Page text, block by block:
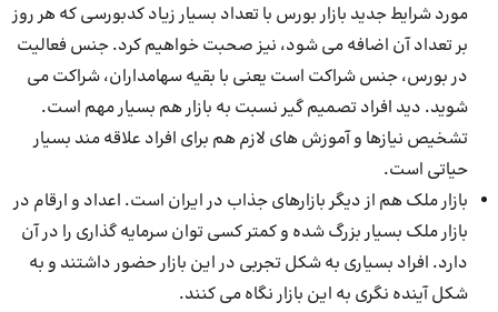
مورد شرایط جدید بازار بورس با تعداد بسیار زیاد کدبورسی که هر روز
بر تعداد آن اضافه می شود، نیز صحبت خواهیم کرد. جنس فعالیت
در بورس، جنس شراکت است یعنی با بقیه سهامداران، شراکت می
شوید. دید افراد تصمیم گیر نسبت به بازار هم بسیار مهم است.
تشخیص نیازها و آموزش های لازم هم برای افراد علاقه مند بسیار
حیاتی است.
بازار ملک هم از دیگر بازارهای جذاب در ایران است. اعداد و ارقام در
بازار ملک بسیار بزرگ شده و کمتر کسی توان سرمایه گذاری را در آن
دارد. افراد بسیاری به شکل تجربی در این بازار حضور داشتند و به
شکل آینده نگری به این بازار نگاه می کنند.